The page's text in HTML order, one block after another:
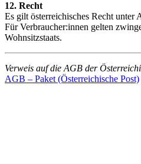
12. Recht
Es gilt österreichisches Recht unter
Für Verbraucher:innen gelten
Wohnsitzstaats.
Verweis auf die AGB der
AGB – Paket (Österreichische Post)